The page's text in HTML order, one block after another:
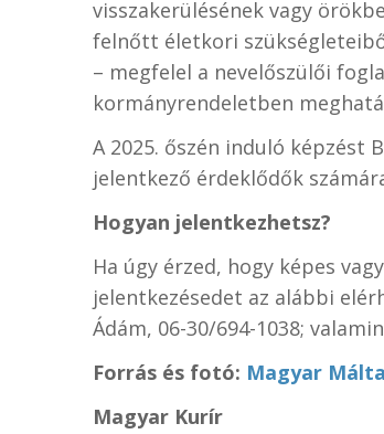
visszakerülésének vagy
felnőtt életkori
– megfelel a nevelőszülői
kormányrendeletben
A 2025. őszén induló
jelentkező érdeklődők
Hogyan jelentkezhetsz?
Ha úgy érzed, hogy képes
jelentkezésedet az alábbi
Ádám, 06-30/694-1038;
Forrás és fotó: Magyar
Magyar Kurír